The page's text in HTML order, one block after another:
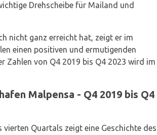
Drehscheibe für Mailand und
nicht ganz erreicht hat, zeigt er im
einen positiven und ermutigenden
Zahlen von Q4 2019 bis Q4 2023 wird im
Malpensa - Q4 2019 bis Q4
Quartals zeigt eine Geschichte des